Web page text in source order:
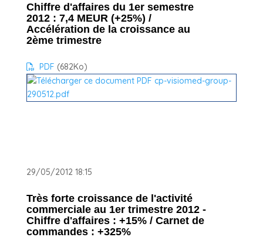
Chiffre d'affaires du 1er semestre
2012 : 7,4 MEUR (+25%) /
Accélération de la croissance au
2ème trimestre
PDF (682Ko)
29/05/2012 18:15
Très forte croissance de l'activité
commerciale au 1er trimestre 2012 -
Chiffre d'affaires : +15% / Carnet de
commandes : +325%